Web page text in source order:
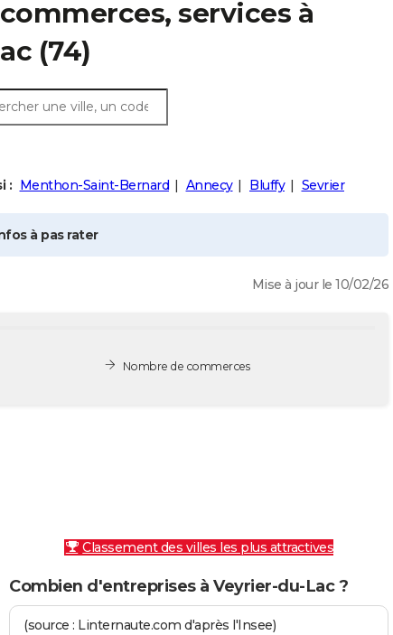
services à
(74)
: Menthon-Saint-Bernard Annecy Bluffy Sevrier
à pas rater
Mise à jour le 10/02/26
Nombre de commerces
Classement des villes les plus attractives
Combien d'entreprises à Veyrier-du-Lac ?
(source : Linternaute.com d'après l'Insee)